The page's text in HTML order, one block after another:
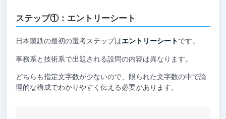
ステップ①：エントリーシート
日本製鉄の最初の選考ステップはエントリーシートです。
事務系と技術系で出題される設問の内容は異なります。
どちらも指定文字数が少ないので、限られた文字数の中で論
理的な構成でわかりやすく伝える必要があります。